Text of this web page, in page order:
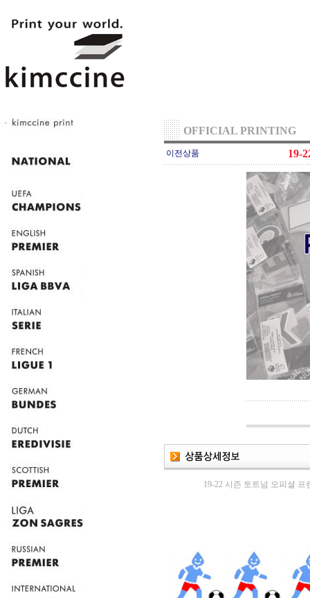
OFFICIAL PRINTING
이전상품 19-
19-22 시즌 토트넘 오피셜 프